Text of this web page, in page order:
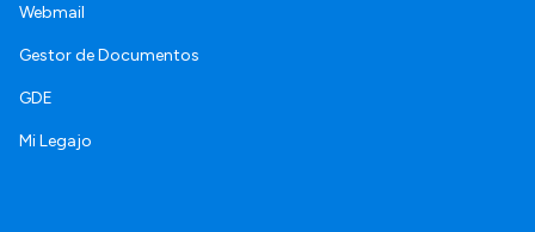
Webmail
Gestor de Documentos
GDE
Mi Legajo